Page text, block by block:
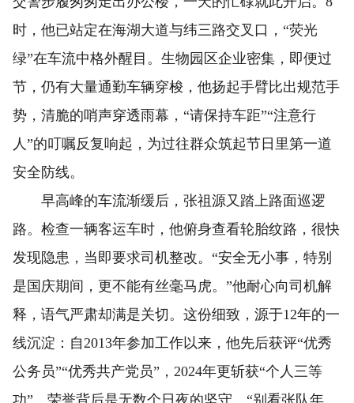
时，他已站定在海湖大道与纬三路交叉口，“荧光
绿”在车流中格外醒目。生物园区企业密集，即便过
节，仍有大量通勤车辆穿梭，他扬起手臂比出规范手
势，清脆的哨声穿透雨幕，“请保持车距”“注意行
人”的叮嘱反复响起，为过往群众筑起节日里第一道
安全防线。
早高峰的车流渐缓后，张祖源又踏上路面巡逻
路。检查一辆客运车时，他俯身查看轮胎纹路，很快
发现隐患，当即要求司机整改。“安全无小事，特别
是国庆期间，更不能有丝毫马虎。”他耐心向司机解
释，语气严肃却满是关切。这份细致，源于12年的一
线沉淀：自2013年参加工作以来，他先后获评“优秀
公务员”“优秀共产党员”，2024年更斩获“个人三等
功”，荣誉背后是无数个日夜的坚守。“别看张队年